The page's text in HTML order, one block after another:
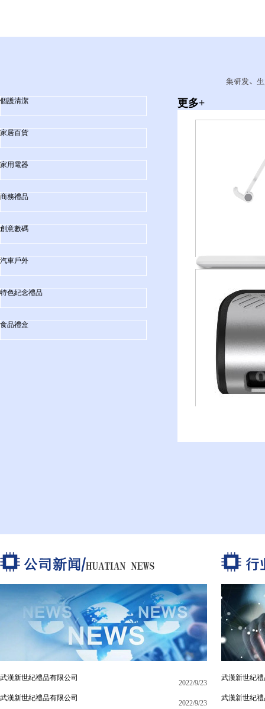
個護清潔
家居百貨
家用電器
商務禮品
創意數碼
汽車戶外
特色紀念禮品
食品禮盒
更多+
武漢新世紀禮品有限公司
2022/9/23
武漢新世紀禮品有限公司
2022/9/23
武漢新世紀
武漢新世紀